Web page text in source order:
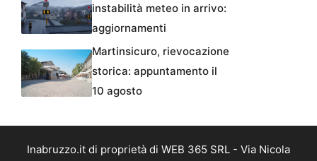
instabilità meteo in arrivo:
aggiornamenti
Martinsicuro, rievocazione
storica: appuntamento il
10 agosto
Inabruzzo.it di proprietà di WEB 365 SRL - Via Nicola